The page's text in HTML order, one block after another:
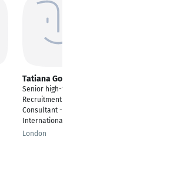
Tatiana Gogu
Senior high-tech
Recruitment
Consultant -
International
London